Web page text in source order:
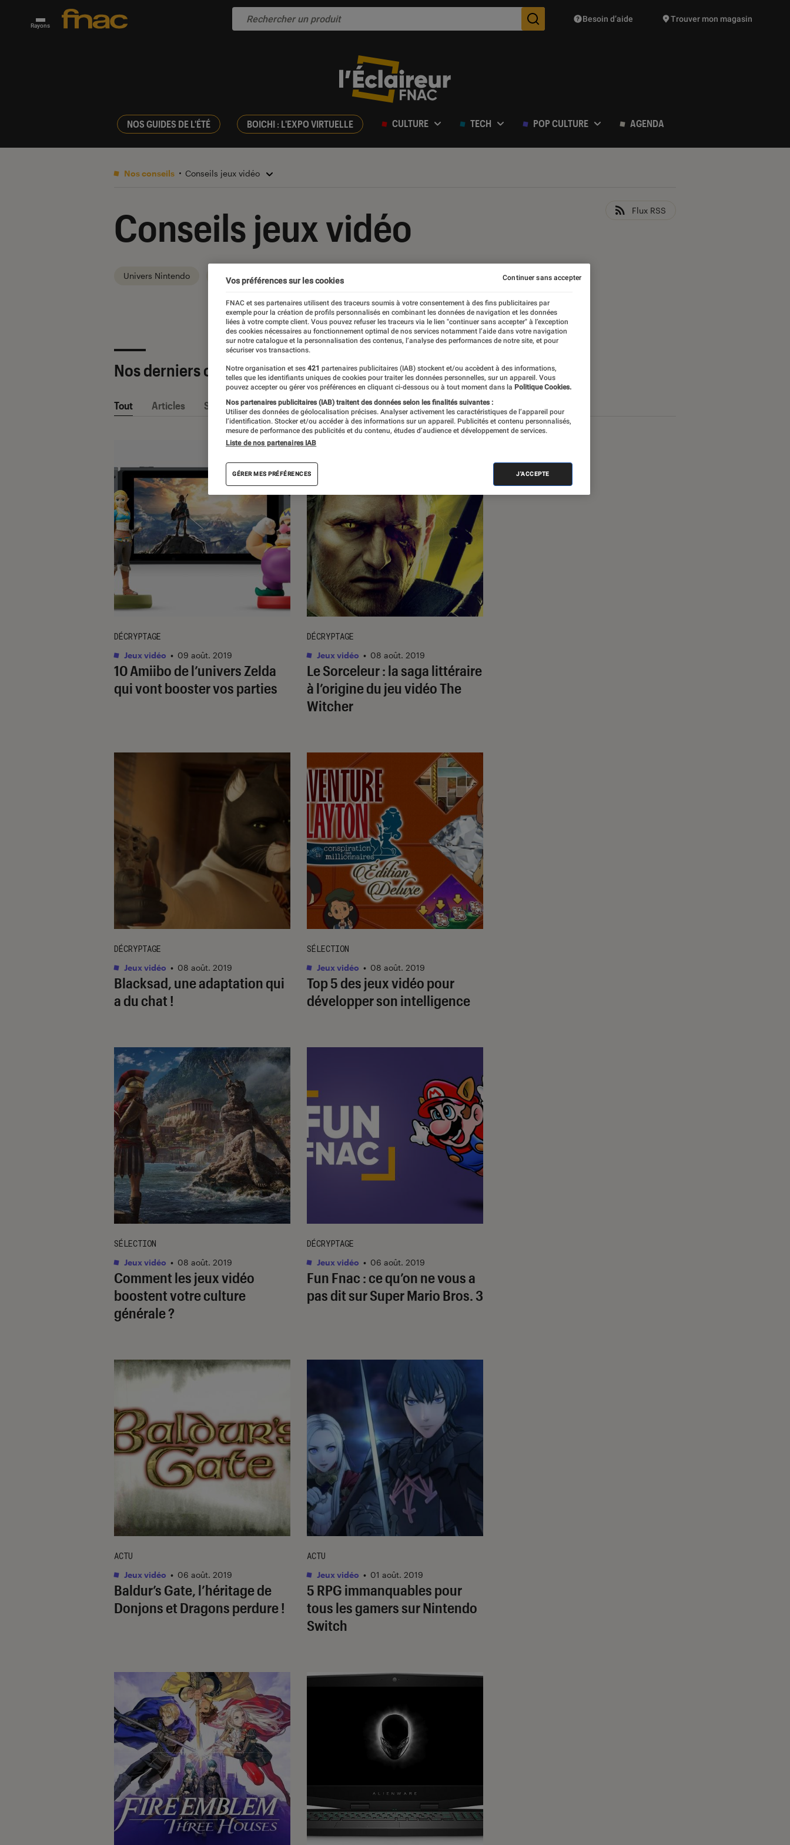
Rayons Des suggestions de produits vont vous être proposées
Besoin d’aide Trouver mon magasin
NOS GUIDES DE L'ÉTÉ BOICHI : L'EXPO VIRTUELLE CULTURE TECH POP CULTURE AGENDA
Nos conseils Conseils jeux vidéo
Conseils jeux vidéo Flux RSS
Univers Nintendo Univers PC Univers Playstation
Nos derniers contenus
Tout Articles Sélections et guides Tests
10 Amiibo de l’univers Zelda
qui vont booster vos parties
DÉCRYPTAGE
Jeux vidéo • 09 août. 2019
Le Sorceleur : la saga littéraire
à l’origine du jeu vidéo The
Witcher
DÉCRYPTAGE
Jeux vidéo • 08 août. 2019
Blacksad, une adaptation qui
a du chat !
DÉCRYPTAGE
Jeux vidéo • 08 août. 2019
Top 5 des jeux vidéo pour
développer son intelligence
SÉLECTION
Jeux vidéo • 08 août. 2019
Comment les jeux vidéo
boostent votre culture
générale ?
SÉLECTION
Jeux vidéo • 08 août. 2019
Fun Fnac : ce qu’on ne vous a
pas dit sur Super Mario Bros. 3
DÉCRYPTAGE
Jeux vidéo • 06 août. 2019
Baldur’s Gate, l’héritage de
Donjons et Dragons perdure !
ACTU
Jeux vidéo • 06 août. 2019
5 RPG immanquables pour
tous les gamers sur Nintendo
Switch
ACTU
Jeux vidéo • 01 août. 2019
Vos préférences sur les cookies
FNAC et ses partenaires utilisent des traceurs soumis à votre consentement à des fins publicitaires par
exemple pour la création de profils personnalisés en combinant les données de navigation et les données
liées à votre compte client. Vous pouvez refuser les traceurs via le lien "continuer sans accepter" à l’exception
des cookies nécessaires au fonctionnement optimal de nos services notamment l’aide dans votre navigation
sur notre catalogue et la personnalisation des contenus, l’analyse des performances de notre site, et pour
sécuriser vos transactions.
Notre organisation et ses 421 partenaires publicitaires (IAB) stockent et/ou accèdent à des informations,
telles que les identifiants uniques de cookies pour traiter les données personnelles, sur un appareil. Vous
pouvez accepter ou gérer vos préférences en cliquant ci-dessous ou à tout moment dans la Politique Cookies.
Nos partenaires publicitaires (IAB) traitent des données selon les finalités suivantes :
Utiliser des données de géolocalisation précises. Analyser activement les caractéristiques de l’appareil pour
l’identification. Stocker et/ou accéder à des informations sur un appareil. Publicités et contenu personnalisés,
mesure de performance des publicités et du contenu, études d’audience et développement de services.
Liste de nos partenaires IAB
GÉRER MES PRÉFÉRENCES J'ACCEPTE
Continuer sans accepter